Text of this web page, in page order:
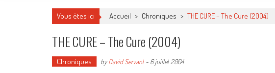
Vous êtes ici Accueil > Chroniques > THE CURE – The Cure (2004)
THE CURE – The Cure (2004)
Chroniques byDavid Servant- 6 juillet 2004